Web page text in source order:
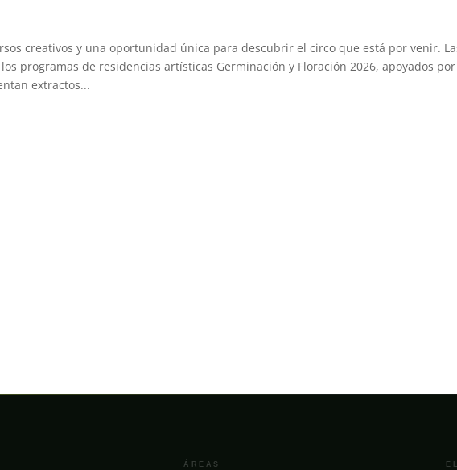
creativos y una oportunidad única para descubrir el circo que está por venir.
programas de residencias artísticas Germinación y Floración 2026, apoyados
extractos...
ÁREAS